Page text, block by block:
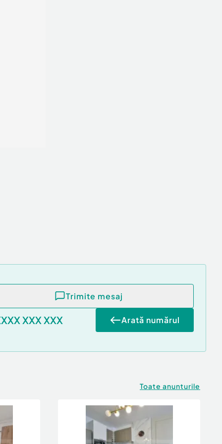
Trimite mesaj
XXX XXX Arată numărul
Toate anunturile